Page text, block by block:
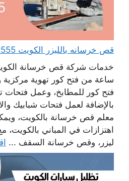
قص خرسانه بالليزر الكويت 65932555 فتح كور تكييف
ساعة من فتح كور تهوية مركزية
فتح كور للمطابخ، وعمل فتحات
بالإضافة لعمل فتحات شبابيك
معلم قص خرسانة بالكويت،
اهتزازات في المباني بالكويت،
ليزر، وقص خرسانة السقف ...